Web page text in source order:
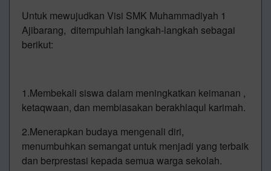
Untuk mewujudkan Visi SMK Muhammadiyah 1
Ajibarang, ditempuhlah langkah-langkah sebagai
berikut:
1.Membekali siswa dalam meningkatkan keimanan ,
ketaqwaan, dan membiasakan berakhlaqul karimah.
2.Menerapkan budaya mengenali diri,
menumbuhkan semangat untuk menjadi yang terbaik
dan berprestasi kepada semua warga sekolah.